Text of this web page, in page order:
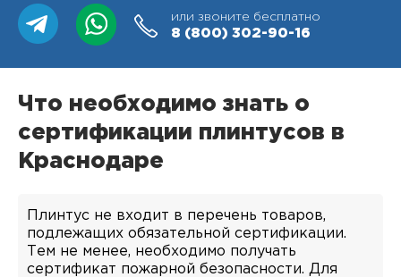
или звоните бесплатно
8 (800) 302-90-16
Что необходимо знать о
сертификации плинтусов в
Краснодаре
Плинтус не входит в перечень товаров,
подлежащих обязательной сертификации.
Тем не менее, необходимо получать
сертификат пожарной безопасности. Для